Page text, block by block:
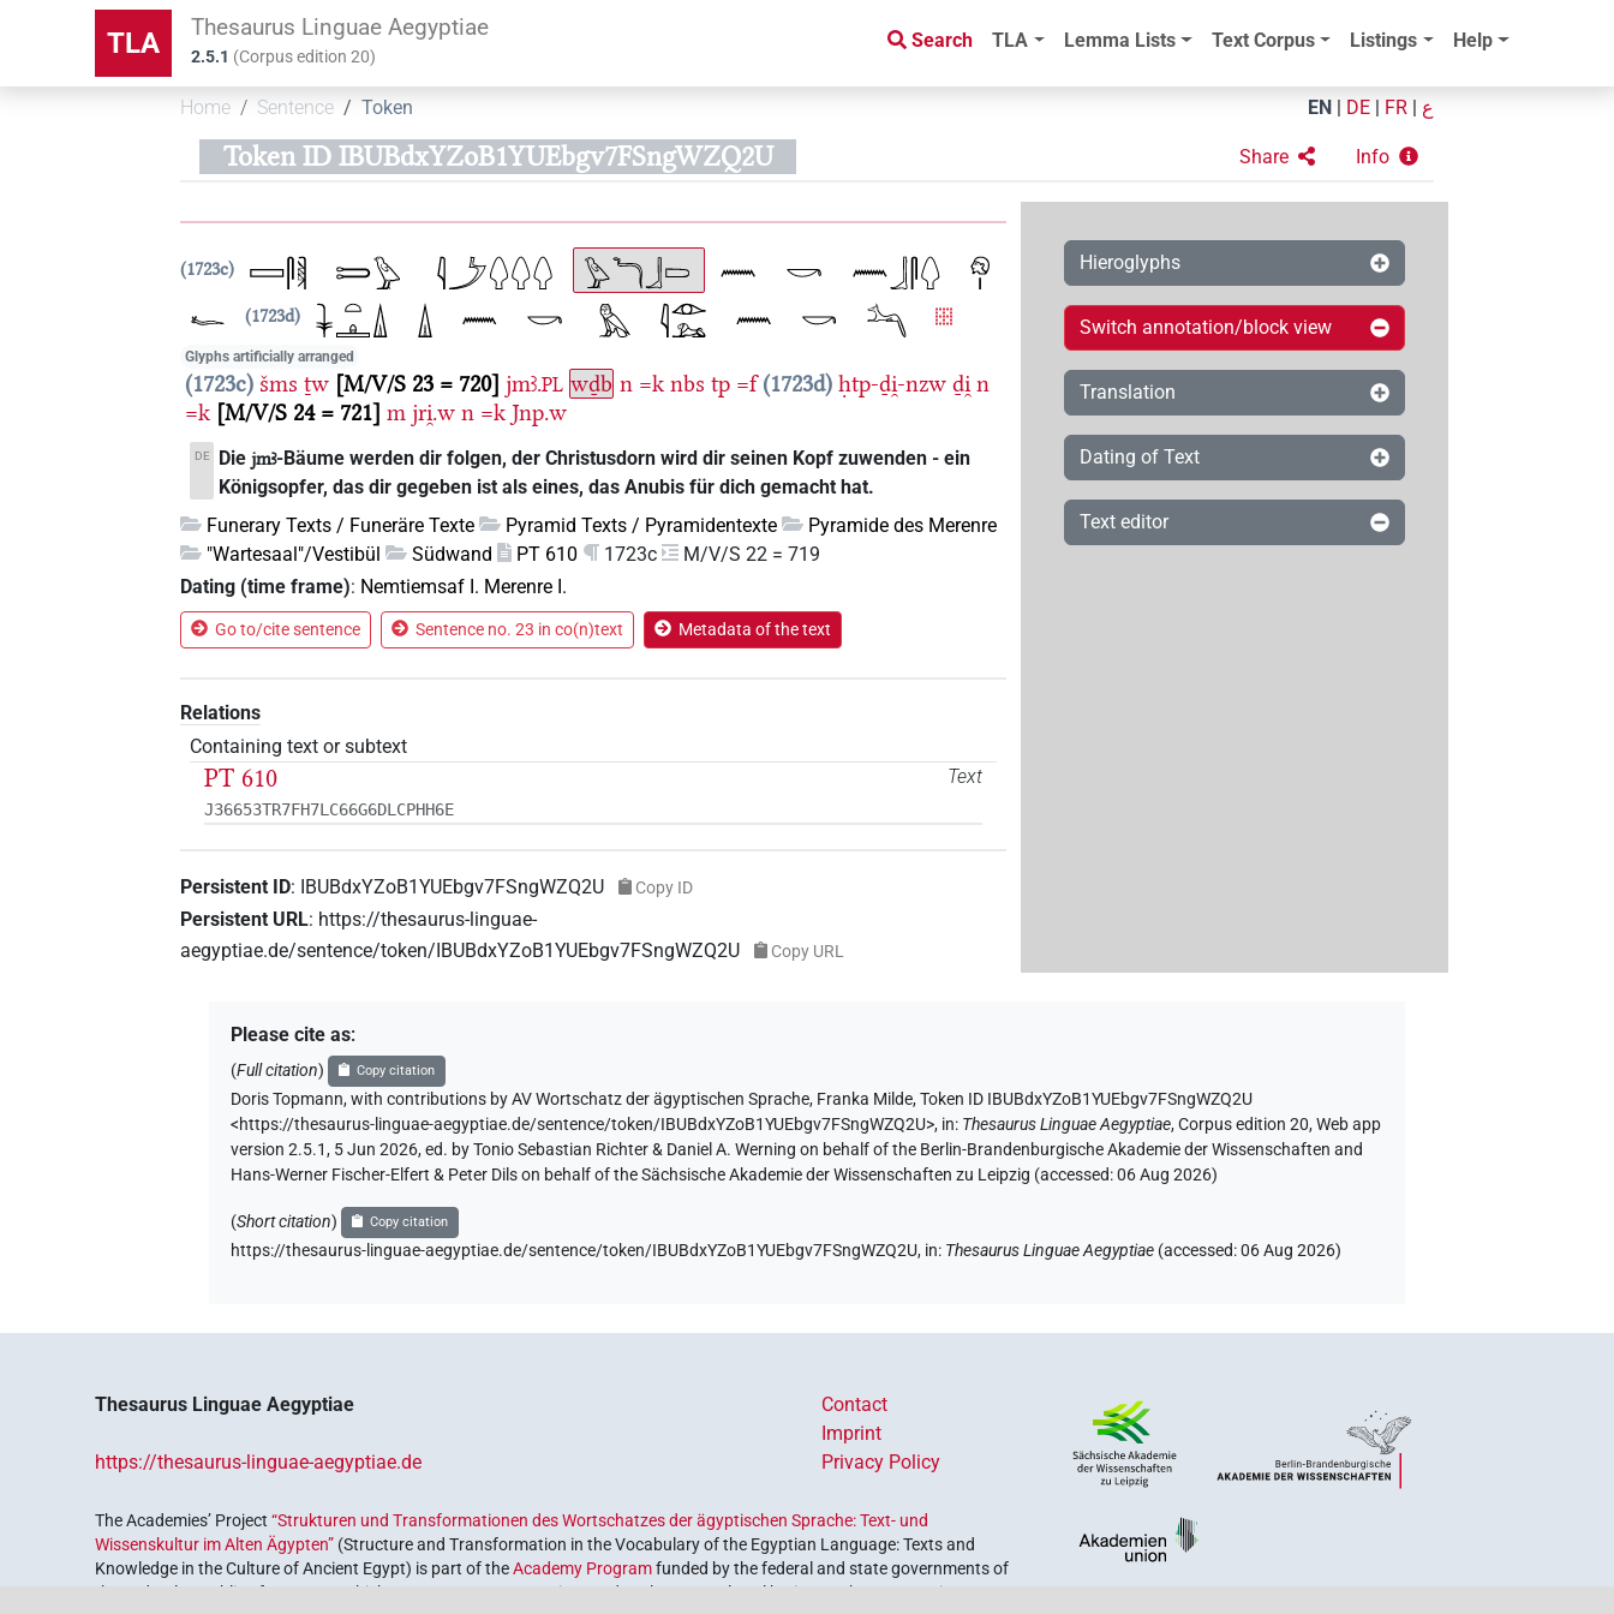
TLA Thesaurus Linguae Aegyptiae
2.5.1 (Corpus edition20)
Search TLA Lemma Lists Text Corpus Listings Help
Home Sentence Token EN DE FR ع
Token ID IBUBdxYZoB1YUEbgv7FSngWZQ2U Share Info
1723c
1723d
Glyphs artificially arranged
1723c šms ṯw M/V/S 23 = 720 jmꜣ.PL wḏb n =k nbs tp =f 1723d ḥtp-ḏi̯-nzw ḏi̯ n
=k M/V/S 24 = 721 m jri̯.w n =k Jnp.w
DE Die jmꜣ-Bäume werden dir folgen, der Christusdorn wird dir seinen Kopf zuwenden - ein
Königsopfer, das dir gegeben ist als eines, das Anubis für dich gemacht hat.
Funerary Texts / Funeräre Texte
Pyramid Texts / Pyramidentexte
Pyramide des Merenre
"Wartesaal"/Vestibül
Südwand PT 610 1723c
M/V/S 22 = 719
Dating (time frame): Nemtiemsaf I. Merenre I.
Go to/cite sentence Sentence no. 23 in co(n)text Metadata of the text
Relations
Containing text or subtext
Text
PT 610
J36653TR7FH7LC66G6DLCPHH6E
Persistent ID: IBUBdxYZoB1YUEbgv7FSngWZQ2U Copy ID
Persistent URL: https://thesaurus-linguae-
aegyptiae.de/sentence/token/IBUBdxYZoB1YUEbgv7FSngWZQ2U
Copy URL
Hieroglyphs
Switch annotation/block view
Translation
Dating of Text
Text editor
Please cite as:
(Full citation) Copy citation
Doris Topmann,with contributions by AV Wortschatz der ägyptischen Sprache, Franka Milde,Token ID IBUBdxYZoB1YUEbgv7FSngWZQ2U
<https://thesaurus-linguae-aegyptiae.de/sentence/token/IBUBdxYZoB1YUEbgv7FSngWZQ2U>, in: Thesaurus Linguae Aegyptiae,Corpus edition 20, Web app
version 2.5.1, 5 Jun 2026, ed. by Tonio Sebastian Richter & Daniel A. Werning on behalf of the Berlin-Brandenburgische Akademie der Wissenschaften and
Hans-Werner Fischer-Elfert & Peter Dils on behalf of the Sächsische Akademie der Wissenschaften zu Leipzig (accessed:06 Aug 2026)
(Short citation) Copy citation
https://thesaurus-linguae-aegyptiae.de/sentence/token/IBUBdxYZoB1YUEbgv7FSngWZQ2U, in: Thesaurus Linguae Aegyptiae (accessed:06 Aug 2026)
Thesaurus Linguae Aegyptiae
https://thesaurus-linguae-aegyptiae.de
Contact
Imprint
Privacy Policy
The Academies’ Project“Strukturen und Transformationen des Wortschatzes der ägyptischen Sprache: Text- und
Wissenskultur im Alten Ägypten” (Structure and Transformation in the Vocabulary of the Egyptian Language: Texts and
Knowledge in the Culture of Ancient Egypt) is part of theAcademy Programfunded by the federal and state governments of
the Federal Republic of Germany, which serves to preserve, retrieve and explore our cultural heritage. The program is